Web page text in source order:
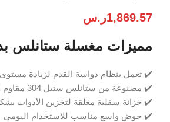
1,869.57ر.س
مميزات مغسلة ستانلس
✔️ تعمل بنظام دواسة القدم لزيادة مستوى
✔️ مصنوعة من ستانلس ستيل 304 مقاوم للصدأ والتآكل
✔️ خزانة سفلية مغلقة لتخزين الأدوات
✔️ حوض واسع مناسب للاستخدام اليومي